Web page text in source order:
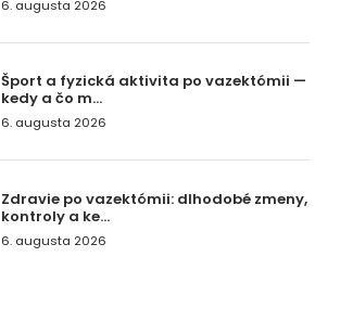
6. augusta 2026
Šport a fyzická aktivita po vazektómii —
kedy a čo m...
6. augusta 2026
Zdravie po vazektómii: dlhodobé zmeny,
kontroly a ke...
6. augusta 2026